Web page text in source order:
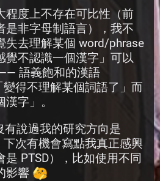
程度上不存在可比性（前
是非字母制語言），我不
失去理解某個 word/phrase
覺不認識一個漢字」可以
語義飽和的漢語
得不理解某個詞語了」而
字」。
說過我的研究方向是
次有機會寫點我真正感興
PTSD），比如使用不同
影響